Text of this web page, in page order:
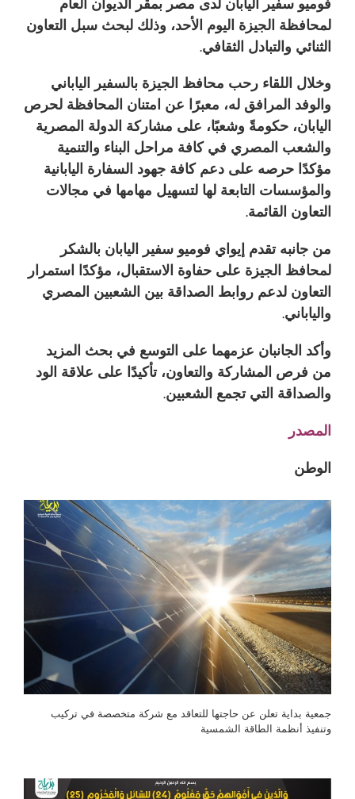
فوميو سفير اليابان لدى مصر بمقر الديوان العام
لمحافظة الجيزة اليوم الأحد، وذلك لبحث سبل التعاون
الثنائي والتبادل الثقافي.
وخلال اللقاء رحب محافظ الجيزة بالسفير الياباني
والوفد المرافق له، معبرًا عن امتنان المحافظة لحرص
اليابان، حكومةً وشعبًا، على مشاركة الدولة المصرية
والشعب المصري في كافة مراحل البناء والتنمية
مؤكدًا حرصه على دعم كافة جهود السفارة اليابانية
والمؤسسات التابعة لها لتسهيل مهامها في مجالات
التعاون القائمة.
من جانبه تقدم إيواي فوميو سفير اليابان بالشكر
لمحافظ الجيزة على حفاوة الاستقبال، مؤكدًا استمرار
التعاون لدعم روابط الصداقة بين الشعبين المصري
والياباني.
وأكد الجانبان عزمهما على التوسع في بحث المزيد
من فرص المشاركة والتعاون، تأكيدًا على علاقة الود
والصداقة التي تجمع الشعبين.
المصدر
الوطن
جمعية بداية تعلن عن حاجتها للتعاقد مع شركة متخصصة في تركيب
وتنفيذ أنظمة الطاقة الشمسية